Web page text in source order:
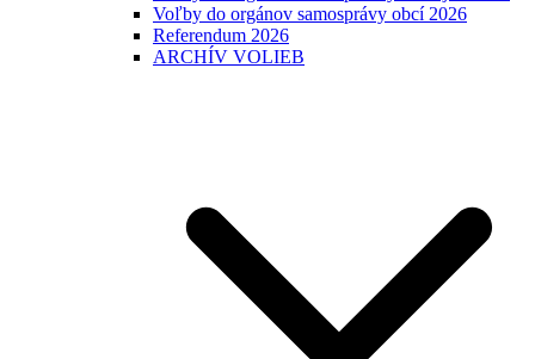
Voľby do orgánov samosprávy obcí 2026
Referendum 2026
ARCHÍV VOLIEB